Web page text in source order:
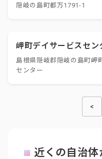
隠岐の島町都万1791-1
岬町デイサービスセン
島根県隠岐郡隠岐の島町岬
センター
<
近くの自治体